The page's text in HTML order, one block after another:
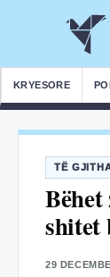
KRYESORE
TË
shitet
29